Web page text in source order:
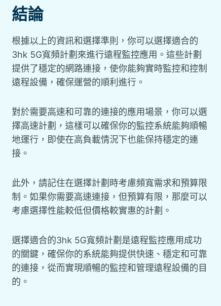
結論
根據以上的資訊和選擇準則，你可以選擇適合的
3hk 5G寬頻計劃來進行遠程監控應用。這些計劃
提供了穩定的網路連接，使你能夠實時監控和控制
遠程設備，確保運營的順利進行。
對於需要高速和可靠的連接的應用場景，你可以選
擇高速計劃，這樣可以確保你的監控系統能夠順暢
地運行，即使在高負載情況下也能保持穩定的連
接。
此外，請記住在選擇計劃時考慮頻寬需求和預算限
制。如果你需要高速連接，但預算有限，那麼可以
考慮選擇性能較低但價格較實惠的計劃。
選擇適合的3hk 5G寬頻計劃是遠程監控應用成功
的關鍵，確保你的系統能夠提供快速、穩定和可靠
的連接，從而實現順暢的監控和管理遠程設備的目
的。